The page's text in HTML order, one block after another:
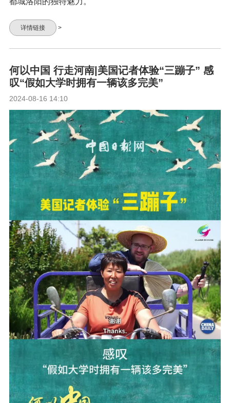
详情链接 >
何以中国 行走河南|美国记者体验“三蹦子” 感
叹“假如大学时拥有一辆该多完美”
2024-08-16 14:10